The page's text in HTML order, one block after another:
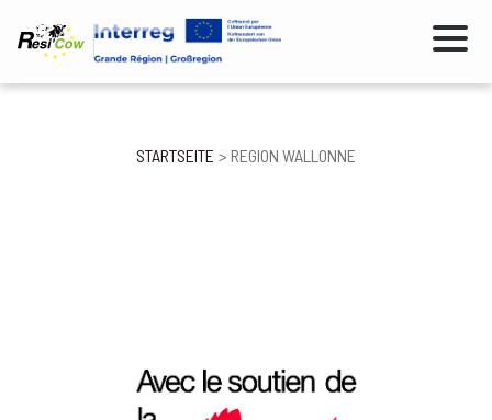
zum
Pfadnavigation
STARTSEITE REGION WALLONNE